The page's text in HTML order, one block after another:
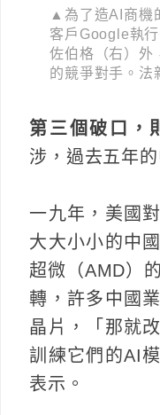
▲為了造AI商機
客戶Google執
佐伯格（右）外
的競爭對手。法
第三個破口，
涉，過去五年
一九年，美國
大大小小的中
超微（AMD）
轉，許多中國
晶片，「那就
訓練它們的AI
表示。